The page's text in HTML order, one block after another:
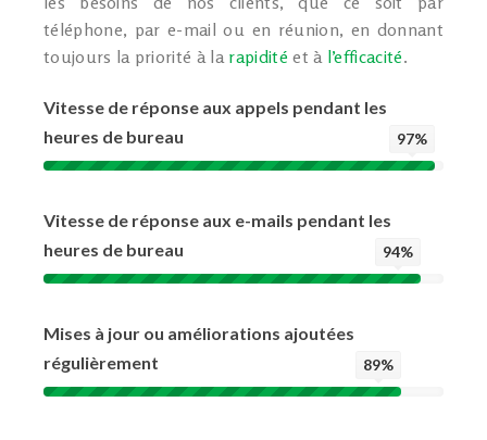
téléphone, par e-mail ou en réunion, en donnant
toujours la priorité à la rapidité et à l’efficacité.
Vitesse de réponse aux appels pendant les
heures de bureau
97%
Vitesse de réponse aux e-mails pendant les
heures de bureau
94%
Mises à jour ou améliorations ajoutées
régulièrement
89%